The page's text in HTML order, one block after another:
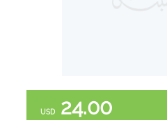
24.00
USD